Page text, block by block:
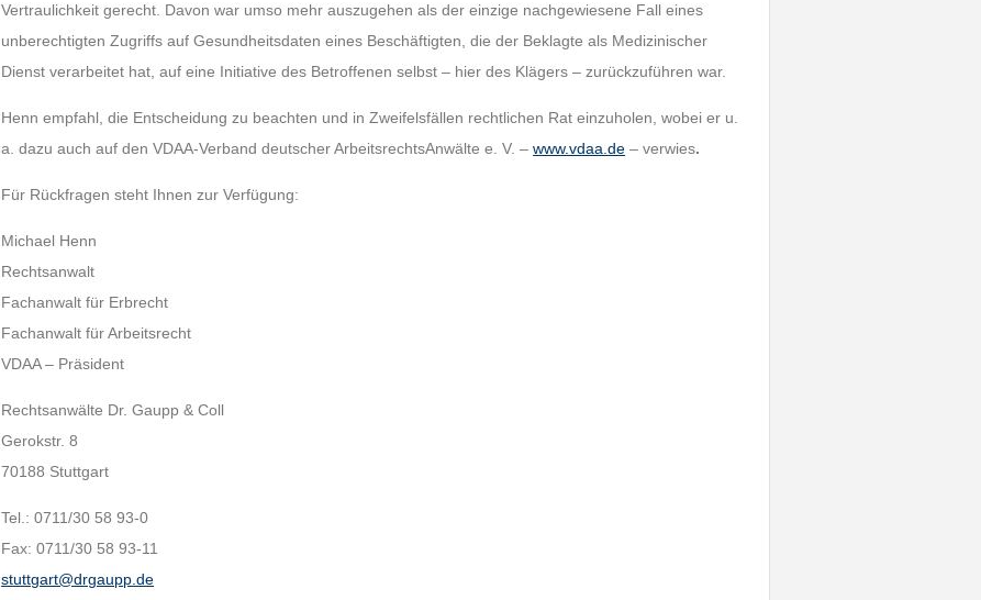
Vertraulichkeit gerecht. Davon war umso mehr auszugehen als der einzige nachgewiesene Fall eines
unberechtigten Zugriffs auf Gesundheitsdaten eines Beschäftigten, die der Beklagte als Medizinischer
Dienst verarbeitet hat, auf eine Initiative des Betroffenen selbst – hier des Klägers – zurückzuführen war.
Henn empfahl, die Entscheidung zu beachten und in Zweifelsfällen rechtlichen Rat einzuholen, wobei er u.
a. dazu auch auf den VDAA-Verband deutscher ArbeitsrechtsAnwälte e. V. –www.vdaa.de – verwies.
Für Rückfragen steht Ihnen zur Verfügung:
Michael Henn
Rechtsanwalt
Fachanwalt für Erbrecht
Fachanwalt für Arbeitsrecht
VDAA – Präsident
Rechtsanwälte Dr. Gaupp & Coll
Gerokstr. 8
70188 Stuttgart
Tel.: 0711/30 58 93-0
Fax: 0711/30 58 93-11
stuttgart@drgaupp.de